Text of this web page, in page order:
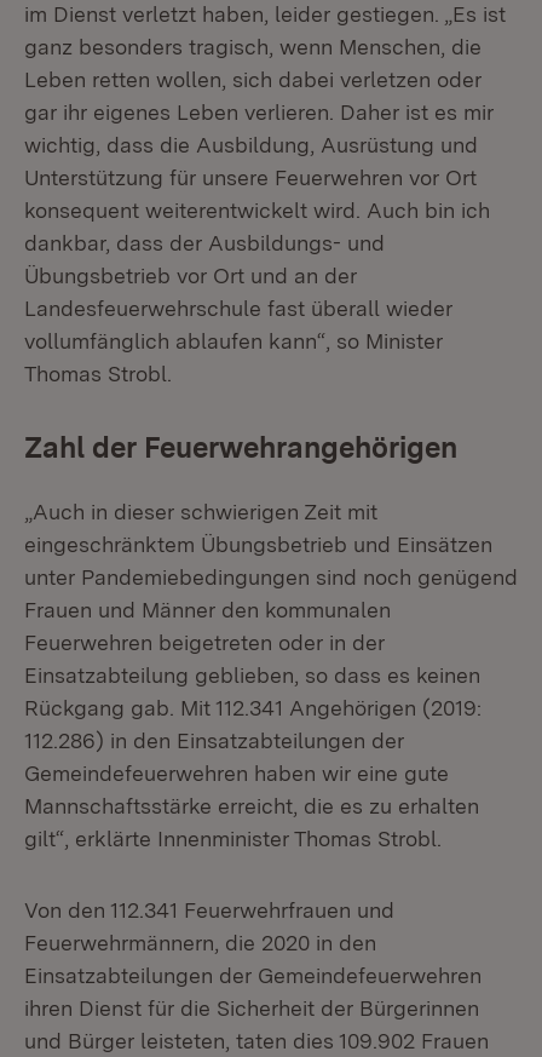
im Dienst verletzt haben, leider gestiegen. „Es ist
ganz besonders tragisch, wenn Menschen, die
Leben retten wollen, sich dabei verletzen oder
gar ihr eigenes Leben verlieren. Daher ist es mir
wichtig, dass die Ausbildung, Ausrüstung und
Unterstützung für unsere Feuerwehren vor Ort
konsequent weiterentwickelt wird. Auch bin ich
dankbar, dass der Ausbildungs- und
Übungsbetrieb vor Ort und an der
Landesfeuerwehrschule fast überall wieder
vollumfänglich ablaufen kann“, so Minister
Thomas Strobl.
Zahl der Feuerwehrangehörigen
„Auch in dieser schwierigen Zeit mit
eingeschränktem Übungsbetrieb und Einsätzen
unter Pandemiebedingungen sind noch genügend
Frauen und Männer den kommunalen
Feuerwehren beigetreten oder in der
Einsatzabteilung geblieben, so dass es keinen
Rückgang gab. Mit 112.341 Angehörigen (2019:
112.286) in den Einsatzabteilungen der
Gemeindefeuerwehren haben wir eine gute
Mannschaftsstärke erreicht, die es zu erhalten
gilt“, erklärte Innenminister Thomas Strobl.
Von den 112.341 Feuerwehrfrauen und
Feuerwehrmännern, die 2020 in den
Einsatzabteilungen der Gemeindefeuerwehren
ihren Dienst für die Sicherheit der Bürgerinnen
und Bürger leisteten, taten dies 109.902 Frauen